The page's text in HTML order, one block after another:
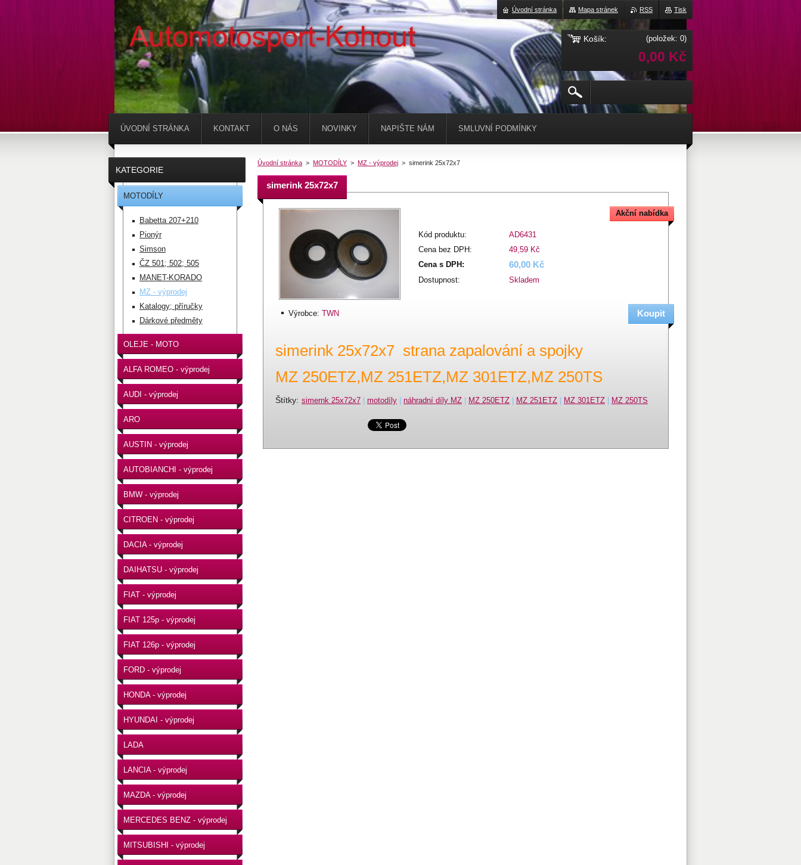
Úvodní stránka > MOTODÍLY > MZ - výprodej > simerink 25x72x7
simerink 25x72x7
Akční nabídka
Kód produktu:
AD6431
Cena bez DPH:
49,59 Kč
Cena s DPH:
60,00 Kč
Dostupnost: Skladem
Výrobce: TWN
simerink 25x72x7 strana zapalování a spojky
MZ 250ETZ,MZ 251ETZ,MZ 301ETZ,MZ 250TS
Štítky: simernk 25x72x7 motodíly náhradní díly MZ MZ 250ETZ MZ 251ETZ MZ 301ETZ MZ 250TS
KATEGORIE
MOTODÍLY
Babetta 207+210
Pionýr
Simson
ČZ 501; 502; 505
MANET-KORADO
MZ - výprodej
Katalogy; příručky
Dárkové předměty
OLEJE - MOTO
ALFA ROMEO - výprodej
AUDI - výprodej
ARO
AUSTIN - výprodej
AUTOBIANCHI - výprodej
BMW - výprodej
CITROEN - výprodej
DACIA - výprodej
DAIHATSU - výprodej
FIAT - výprodej
FIAT 125p - výprodej
FIAT 126p - výprodej
FORD - výprodej
HONDA - výprodej
HYUNDAI - výprodej
LADA
LANCIA - výprodej
MAZDA - výprodej
MERCEDES BENZ - výprodej
MITSUBISHI - výprodej
ÚVODNÍ STRÁNKA KONTAKT O NÁS NOVINKY NAPIŠTE NÁM SMLUVNÍ PODMÍNKY
Tisk
RSS
Mapa stránek
Úvodní stránka
Košík: (položek: 0)
0,00 Kč